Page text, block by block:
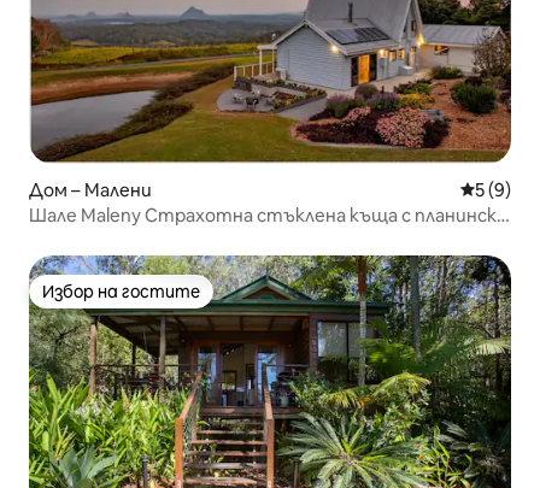
Дом – Малени Средна
5 (9)
Шале Maleny Страхотна стъклена къща с планински
Избор на гостите
Избор на гостите